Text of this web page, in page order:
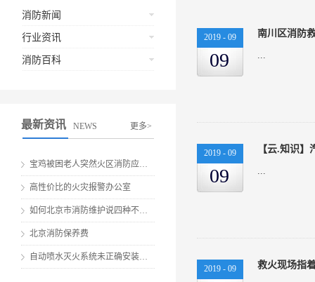
消防新闻
行业资讯
消防百科
最新资讯 NEWS 更多>
宝鸡被困老人突然火区消防应急救援
高性价比的火灾报警办公室
如何北京市消防维护说四种不要做伤害
北京消防保养费
自动喷水灭火系统未正确安装就会有安全隐患
2019 - 09
09 ...
2019 - 09
09
【云.知识
...
2019 - 09